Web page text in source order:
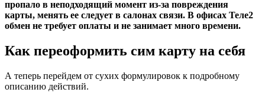
пропало в неподходящий момент из-за повреждения
карты, менять ее следует в салонах связи. В офисах Теле2
обмен не требует оплаты и не занимает много времени.
Как переоформить сим карту на себя
А теперь перейдем от сухих формулировок к подробному
описанию действий.